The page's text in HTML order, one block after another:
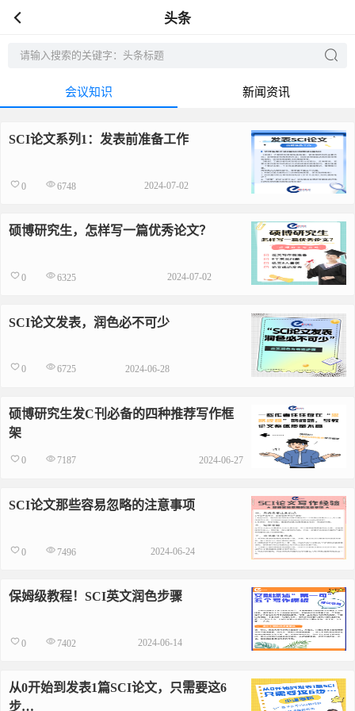
头条
会议知识 新闻资讯
SCI论文系列1：发表前准备工作
0 6748 2024-07-02
硕博研究生，怎样写一篇优秀论文？
0 6325 2024-07-02
SCI论文发表，润色必不可少
0 6725 2024-06-28
硕博研究生发C刊必备的四种推荐写作框
架
0 7187 2024-06-27
SCI论文那些容易忽略的注意事项
0 7496 2024-06-24
保姆级教程！SCI英文润色步骤
0 7402 2024-06-14
从0开始到发表1篇SCI论文，只需要这6
步…